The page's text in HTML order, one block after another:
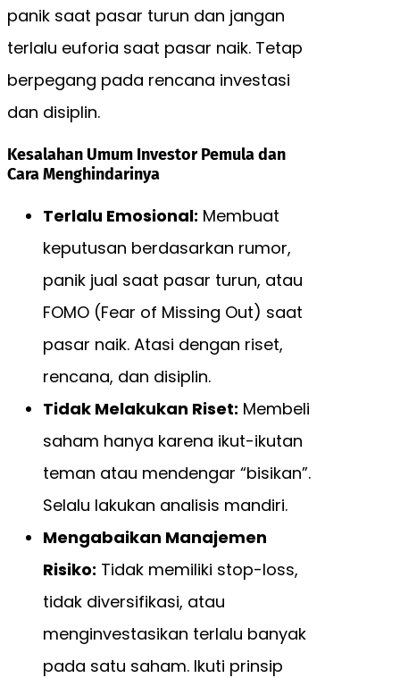
panik saat pasar turun dan jangan
terlalu euforia saat pasar naik. Tetap
berpegang pada rencana investasi
dan disiplin.
Kesalahan Umum Investor Pemula dan
Cara Menghindarinya
Terlalu Emosional: Membuat
keputusan berdasarkan rumor,
panik jual saat pasar turun, atau
FOMO (Fear of Missing Out) saat
pasar naik. Atasi dengan riset,
rencana, dan disiplin.
Tidak Melakukan Riset: Membeli
saham hanya karena ikut-ikutan
teman atau mendengar “bisikan”.
Selalu lakukan analisis mandiri.
Mengabaikan Manajemen
Risiko: Tidak memiliki stop-loss,
tidak diversifikasi, atau
menginvestasikan terlalu banyak
pada satu saham. Ikuti prinsip